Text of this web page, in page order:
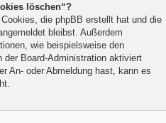
löschen“?
die phpBB erstellt hat und die
bleibst. Außerdem
wie beispielsweise den
der Board-Administration aktiviert
An- oder Abmeldung hast, kann es